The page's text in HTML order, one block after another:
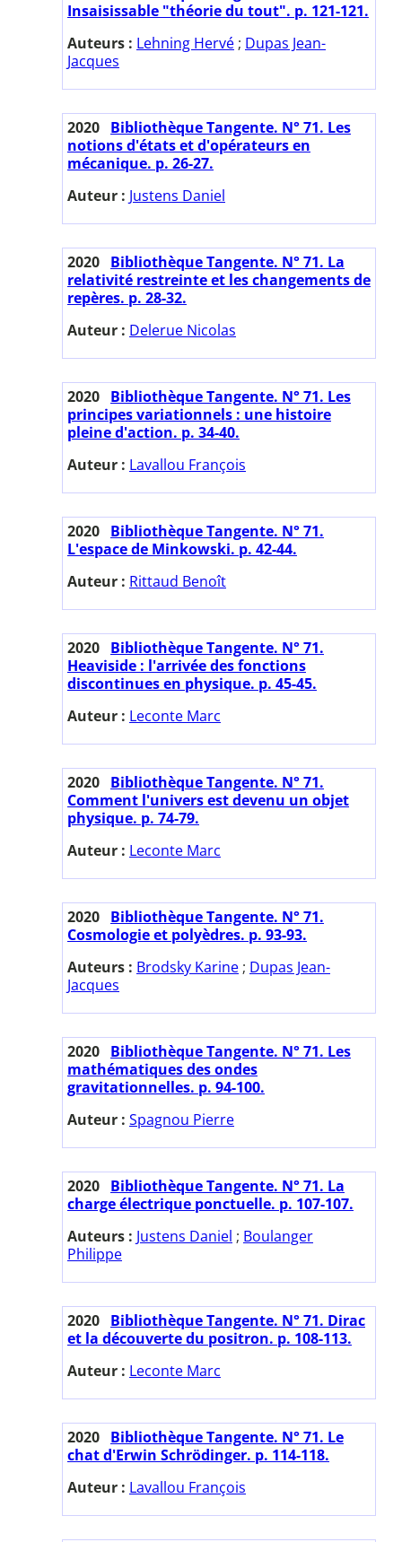
Insaisissable "théorie du tout". p. 121-121.
Auteurs : Lehning Hervé ; Dupas Jean-
Jacques
2020 Bibliothèque Tangente. N° 71. Les
notions d'états et d'opérateurs en
mécanique. p. 26-27.
Auteur : Justens Daniel
2020 Bibliothèque Tangente. N° 71. La
relativité restreinte et les changements de
repères. p. 28-32.
Auteur : Delerue Nicolas
2020 Bibliothèque Tangente. N° 71. Les
principes variationnels : une histoire
pleine d'action. p. 34-40.
Auteur : Lavallou François
2020 Bibliothèque Tangente. N° 71.
L'espace de Minkowski. p. 42-44.
Auteur : Rittaud Benoît
2020 Bibliothèque Tangente. N° 71.
Heaviside : l'arrivée des fonctions
discontinues en physique. p. 45-45.
Auteur : Leconte Marc
2020 Bibliothèque Tangente. N° 71.
Comment l'univers est devenu un objet
physique. p. 74-79.
Auteur : Leconte Marc
2020 Bibliothèque Tangente. N° 71.
Cosmologie et polyèdres. p. 93-93.
Auteurs : Brodsky Karine ; Dupas Jean-
Jacques
2020 Bibliothèque Tangente. N° 71. Les
mathématiques des ondes
gravitationnelles. p. 94-100.
Auteur : Spagnou Pierre
2020 Bibliothèque Tangente. N° 71. La
charge électrique ponctuelle. p. 107-107.
Auteurs : Justens Daniel ; Boulanger
Philippe
2020 Bibliothèque Tangente. N° 71. Dirac
et la découverte du positron. p. 108-113.
Auteur : Leconte Marc
2020 Bibliothèque Tangente. N° 71. Le
chat d'Erwin Schrödinger. p. 114-118.
Auteur : Lavallou François